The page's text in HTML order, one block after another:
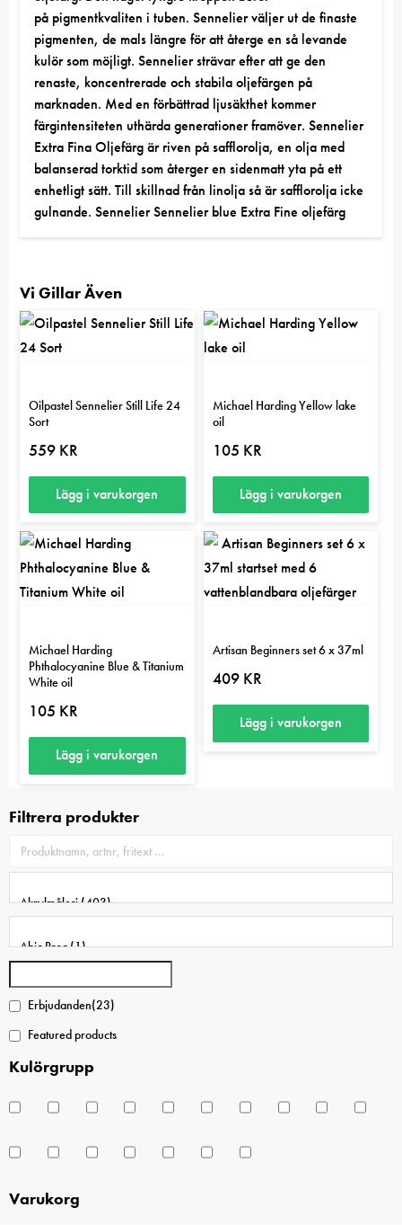
på pigmentkvaliten i tuben. Sennelier väljer ut de finaste
pigmenten, de mals längre för att återge en så levande
kulör som möjligt. Sennelier strävar efter att ge den
renaste, koncentrerade och stabila oljefärgen på
marknaden. Med en förbättrad ljusäkthet kommer
färgintensiteten uthärda generationer framöver. Sennelier
Extra Fina Oljefärg är riven på safflorolja, en olja med
balanserad torktid som återger en sidenmatt yta på ett
enhetligt sätt. Till skillnad från linolja så är safflorolja icke
gulnande. Sennelier Sennelier blue Extra Fine oljefärg
Vi Gillar Även
Oilpastel Sennelier Still Life 24
Sort
559 KR
Lägg i varukorgen
Michael Harding Yellow lake
oil
105 KR
Lägg i varukorgen
Michael Harding
Phthalocyanine Blue & Titanium
White oil
105 KR
Lägg i varukorgen
Artisan Beginners set 6 x 37ml
409 KR
Lägg i varukorgen
Filtrera produkter
Erbjudanden(23)
Featured products
Kulörgrupp
Varukorg